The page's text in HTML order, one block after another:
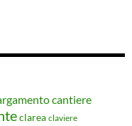
cantiere
clarea claviere